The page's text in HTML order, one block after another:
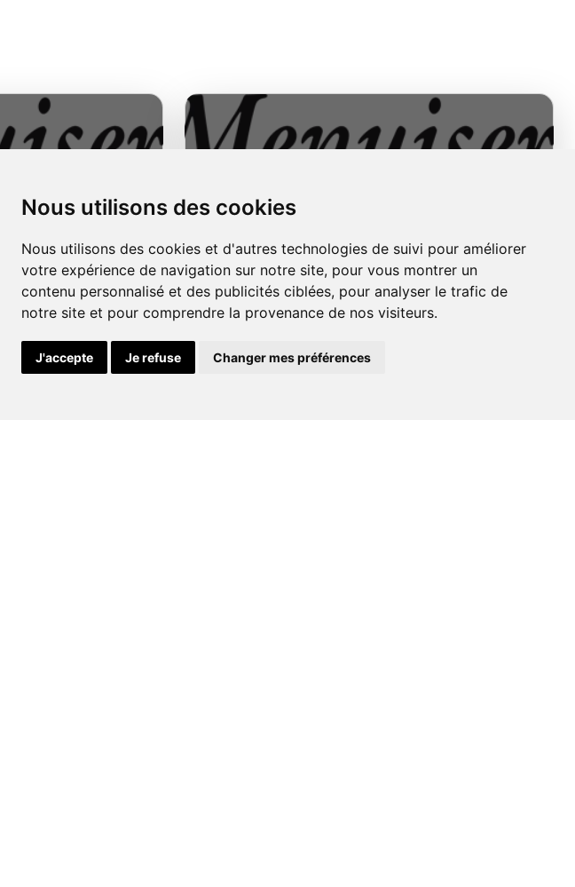
Nous utilisons des cookies
Nous utilisons des cookies et d'autres technologies de suivi pour améliorer
votre expérience de navigation sur notre site, pour vous montrer un
contenu personnalisé et des publicités ciblées, pour analyser le trafic de
notre site et pour comprendre la provenance de nos visiteurs.
J'accepte Je refuse Changer mes préférences
Menuiseries
Extérieures